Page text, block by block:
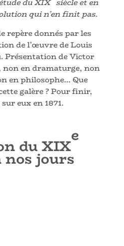
du XIX siècle et en
qui n’en finit pas.
repère donnés par les
de l’œuvre de Louis
Présentation de Victor
non en dramaturge, non
en philosophe… Que
galère ? Pour finir,
eux en 1871.
duXIX
e
nos jours